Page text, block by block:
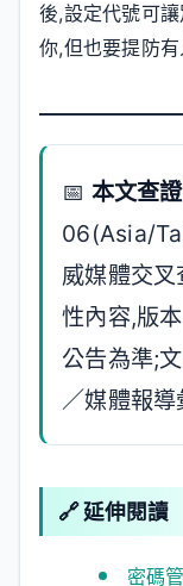
後,設定代號可
你,但也要提防
📅 本文查
06(Asia/
威媒體交
性內容,版
公告為準;
／媒體報導
🔗 延伸閱讀
密碼